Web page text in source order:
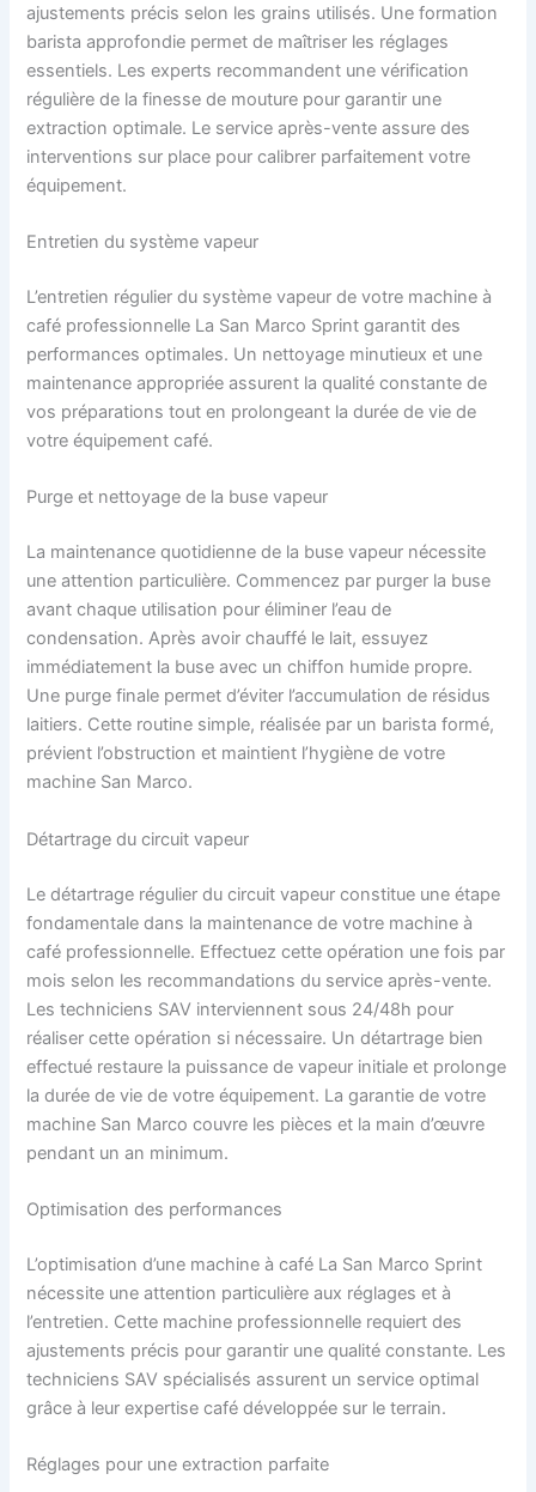
ajustements précis selon les grains utilisés. Une formation
barista approfondie permet de maîtriser les réglages
essentiels. Les experts recommandent une vérification
régulière de la finesse de mouture pour garantir une
extraction optimale. Le service après-vente assure des
interventions sur place pour calibrer parfaitement votre
équipement.
Entretien du système vapeur
L’entretien régulier du système vapeur de votre machine à
café professionnelle La San Marco Sprint garantit des
performances optimales. Un nettoyage minutieux et une
maintenance appropriée assurent la qualité constante de
vos préparations tout en prolongeant la durée de vie de
votre équipement café.
Purge et nettoyage de la buse vapeur
La maintenance quotidienne de la buse vapeur nécessite
une attention particulière. Commencez par purger la buse
avant chaque utilisation pour éliminer l’eau de
condensation. Après avoir chauffé le lait, essuyez
immédiatement la buse avec un chiffon humide propre.
Une purge finale permet d’éviter l’accumulation de résidus
laitiers. Cette routine simple, réalisée par un barista formé,
prévient l’obstruction et maintient l’hygiène de votre
machine San Marco.
Détartrage du circuit vapeur
Le détartrage régulier du circuit vapeur constitue une étape
fondamentale dans la maintenance de votre machine à
café professionnelle. Effectuez cette opération une fois par
mois selon les recommandations du service après-vente.
Les techniciens SAV interviennent sous 24/48h pour
réaliser cette opération si nécessaire. Un détartrage bien
effectué restaure la puissance de vapeur initiale et prolonge
la durée de vie de votre équipement. La garantie de votre
machine San Marco couvre les pièces et la main d’œuvre
pendant un an minimum.
Optimisation des performances
L’optimisation d’une machine à café La San Marco Sprint
nécessite une attention particulière aux réglages et à
l’entretien. Cette machine professionnelle requiert des
ajustements précis pour garantir une qualité constante. Les
techniciens SAV spécialisés assurent un service optimal
grâce à leur expertise café développée sur le terrain.
Réglages pour une extraction parfaite